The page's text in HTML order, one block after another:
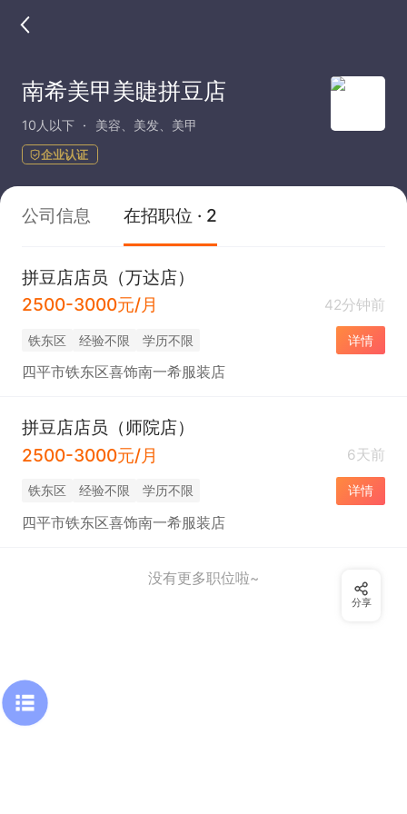
南希美甲美睫拼豆店
10人以下 美容、美发、美甲
企业认证
公司信息 在招职位 · 2
拼豆店店员（万达店）
2500-3000元/月
42分钟前
铁东区 经验不限 学历不限 详情
四平市铁东区喜饰南一希服装店
拼豆店店员（师院店）
2500-3000元/月
6天前
铁东区 经验不限 学历不限 详情
四平市铁东区喜饰南一希服装店
没有更多职位啦~
分享